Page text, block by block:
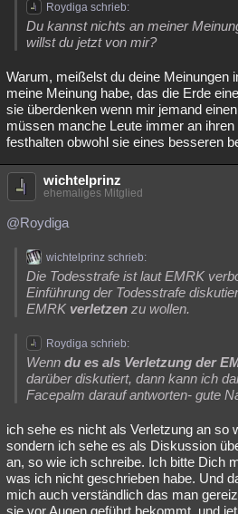
Roydiga schrieb:
Du kannst nichts an meiner
willst du jetzt von mir?
Warum, meißelst du deine Meinungen
meine Meinung habe, das die Erde
sie überdenken wenn mir jemand
müssen manche Leute immer an
festhalten obwohl sie eines besseren
wichtelprinz
ehemaliges Mitglied
@Roydiga
wichtelprinz schrieb:
Die Todesstrafe ist laut EMRK
Einführung der Todesstrafe
EMRK verletzen zu wollen.
Roydiga schrieb:
Wenn du es als Verletzung der
darüber diskutiert, dann kann ich
Facepalm darauf antworten- gute
ich sehe es nicht als Verletzung an so
sondern ich sehe es als Diskussion
an, so wie ich schreibe. Ich bitte Dich
was ich nicht geschrieben habe. Und
mich auch verständlich das man
sie vor Augen geführt bekommt. und